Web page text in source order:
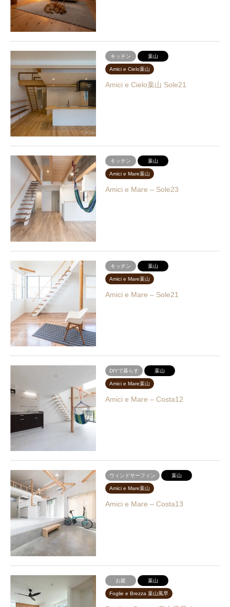
キッチン 葉山
Amici e Cielo葉山
Amici e Cielo葉山 Sole21
キッチン 葉山
Amici e Mare葉山
Amici e Mare – Sole23
キッチン 葉山
Amici e Mare葉山
Amici e Mare – Sole21
DIYで暮らす 葉山
Amici e Mare葉山
Amici e Mare – Costa12
ウィンドサーフィン 葉山
Amici e Mare葉山
Amici e Mare – Costa13
お庭 葉山
Foglie e Brezza 葉山風早